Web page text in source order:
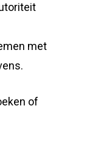
met
of